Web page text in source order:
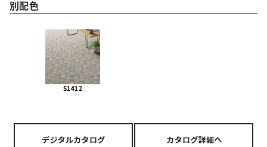
別配色
S1412